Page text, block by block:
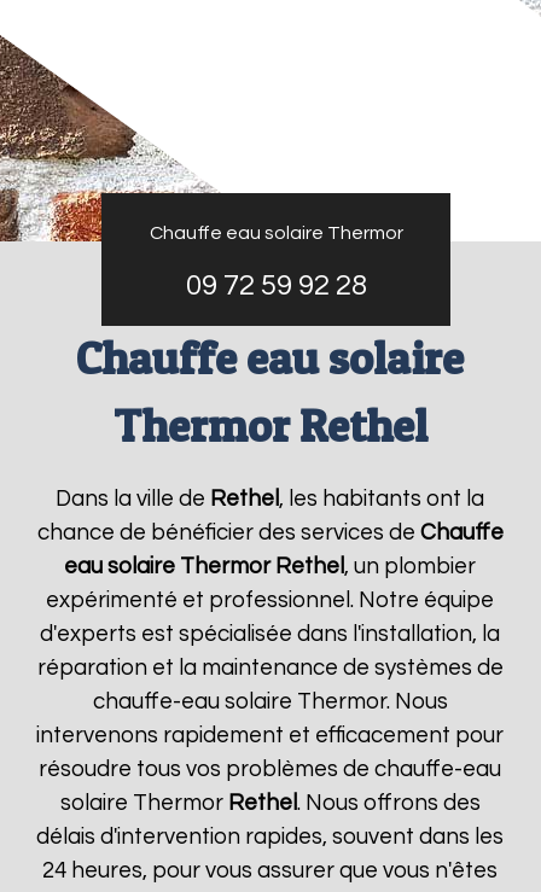
Chauffe eau solaire Thermor
09 72 59 92 28
Chauffe eau solaire
Thermor Rethel
Dans la ville de Rethel, les habitants ont la
chance de bénéficier des services de Chauffe
eau solaire Thermor Rethel, un plombier
expérimenté et professionnel. Notre équipe
d'experts est spécialisée dans l'installation, la
réparation et la maintenance de systèmes de
chauffe-eau solaire Thermor. Nous
intervenons rapidement et efficacement pour
résoudre tous vos problèmes de chauffe-eau
solaire Thermor Rethel . Nous offrons des
délais d'intervention rapides, souvent dans les
24 heures, pour vous assurer que vous n'êtes